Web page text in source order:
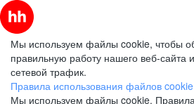
Мы используем файлы cookie, чтобы
правильную работу нашего веб-сайта
сетевой трафик.
Правила использования файлов cookie
Мы используем файлы cookie.